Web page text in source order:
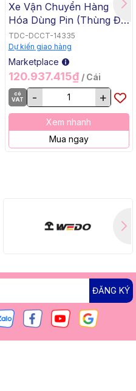
Xe Vận Chuyển Hàng
Hóa Dùng Pin (Thùng Đế
Bằng, BL, 18Vx2) Makita
DCU605Z
TDC-DCCT-14335
Dự kiến giao hàng
Marketplace
120.937.415₫ / Cái
có
VAT
- +
Xem nhanh
Mua ngay
ĐĂNG KÝ